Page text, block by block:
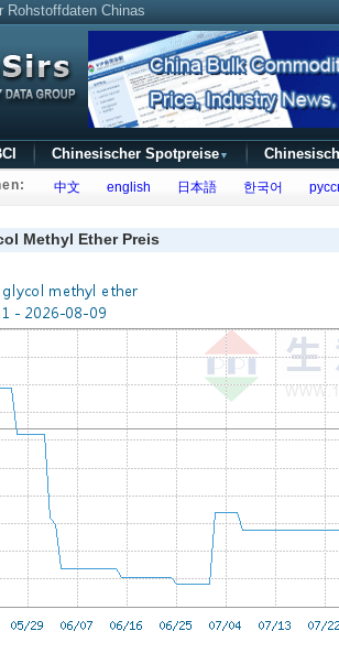
Rohstoffdaten Chinas
Chinesischer Spotpreise ▼
中文 english 日本語 한국어
Methyl Ether Preis